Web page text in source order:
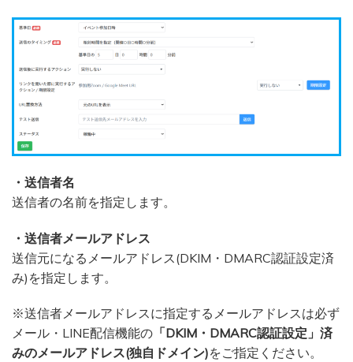
・送信者名
送信者の名前を指定します。
・送信者メールアドレス
送信元になるメールアドレス(DKIM・DMARC認証設定済
み)を指定します。
※送信者メールアドレスに指定するメールアドレスは必ず
メール・LINE配信機能の 「DKIM・DMARC認証設定」済
みのメールアドレス(独自ドメイン)をご指定ください。